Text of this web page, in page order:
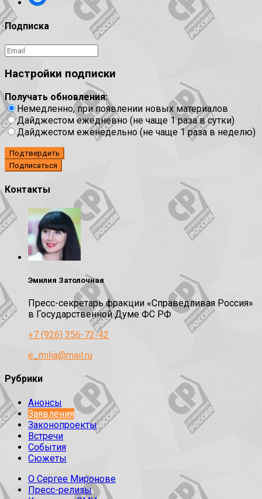
Подписка
Настройки подписки
Получать обновления:
Немедленно, при появлении новых материалов
Дайджестом ежедневно (не чаще 1 раза в сутки)
Дайджестом еженедельно (не чаще 1 раза в неделю)
Подтвердить
Контакты
Эмилия Затолочная
Пресс-секретарь фракции «Справедливая Россия»
в Государственной Думе ФС РФ
+7 (926) 356-72-42
e_milia@mail.ru
Рубрики
Анонсы
Заявления
Законопроекты
Встречи
События
Сюжеты
О Сергее Миронове
Пресс-релизы